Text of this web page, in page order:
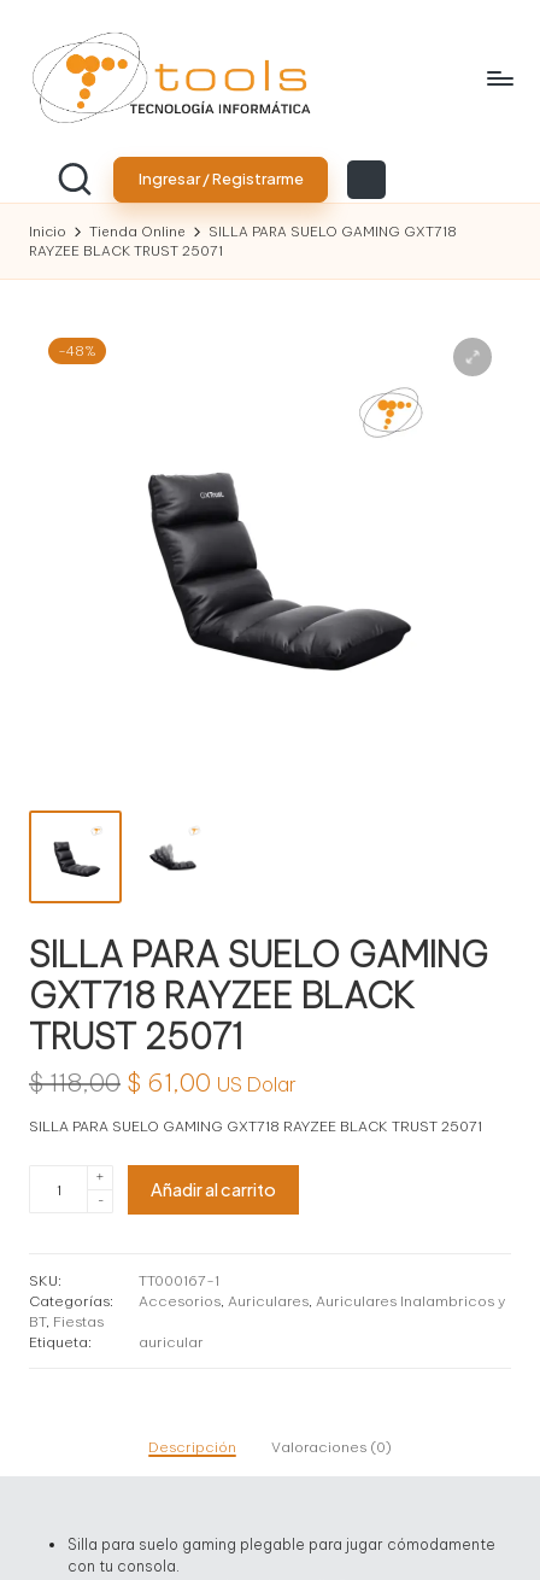
contenido
o
l
T
tienda
tecnología
Ingresar / Registrarme
Inicio Tienda Online
SILLA PARA SUELO GAMING GXT718
RAYZEE BLACK TRUST 25071
-48%
SILLA PARA SUELO GAMING
GXT718 RAYZEE BLACK
TRUST 25071
$118,00 El
precio
era:
$ 61,00 El
precio
es:
US Dolar
SILLA PARA SUELO GAMING GXT718 RAYZEE BLACK TRUST 25071
PARA
RAYZEE
BLACK
TRUST
25071
-
+
Añadir al carrito
SKU:
TT000167-1
Categorías:
Accesorios Auriculares Auriculares Inalambricos y
BT, Fiestas
Etiqueta:
auricular
Descripción Valoraciones (0)
Silla para suelo gaming plegable para jugar cómodamente
con tu consola.